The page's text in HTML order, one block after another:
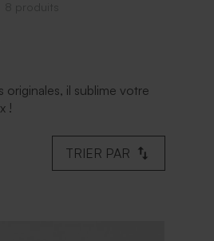
originales, il sublime votre
!
TRIER PAR